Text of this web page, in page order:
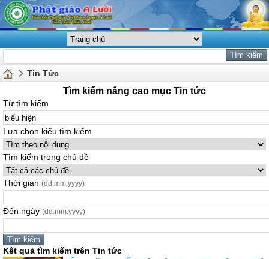
Tin Tức
Tìm kiếm nâng cao mục Tin tức
Từ tìm kiếm
Lựa chọn kiểu tìm kiếm
Tìm kiếm trong chủ đề
Thời gian (dd.mm.yyyy)
Đến ngày (dd.mm.yyyy)
Kết quả tìm kiếm trên Tin tức